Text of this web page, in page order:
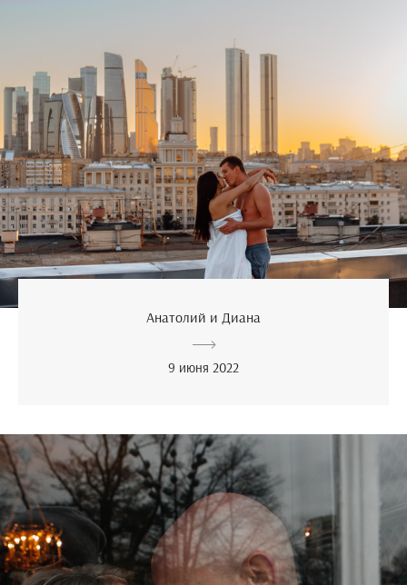
Анатолий и Диана
9 июня 2022